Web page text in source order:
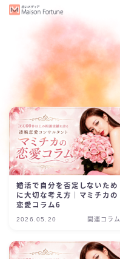
婚活で自分を否定しないため
に大切な考え方｜マミチカの
恋愛コラム6
2026.05.20 開運コラム